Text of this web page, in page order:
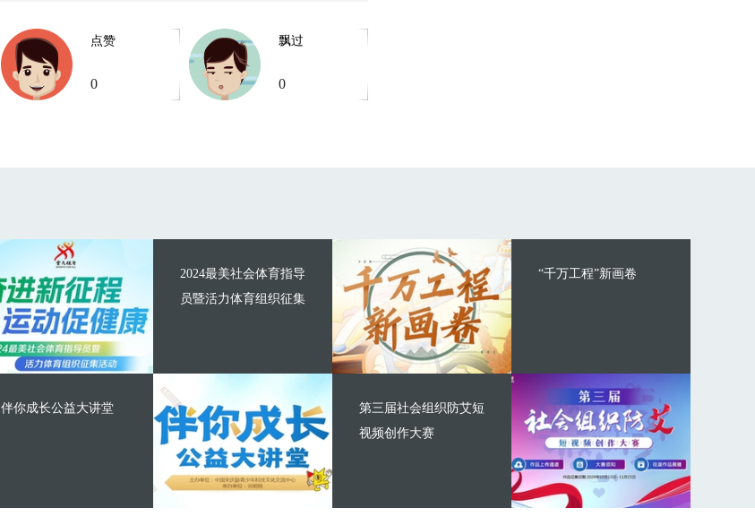
点赞
0
飘过
0
2024最美社会体育指导
员暨活力体育组织征集
伴你成长公益大讲堂
“千万工程”新画卷
第三届社会组织防艾短
视频创作大赛